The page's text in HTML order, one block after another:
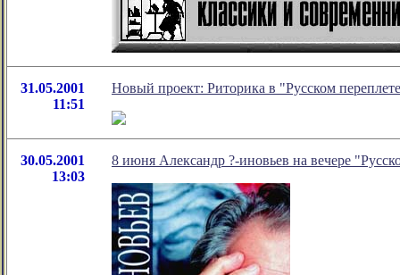
31.05.2001
11:51
Новый проект: Риторика в "Русском
30.05.2001
13:03
8 июня Александр ?-иновьев на вечере